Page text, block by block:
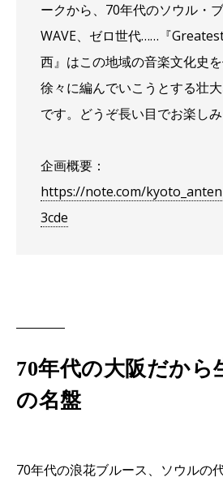
ークから、70年代のソウル・
WAVE、ゼロ世代……『
西』はこの地域の音楽文化史
徐々に編んでいこうとする壮
です。どうぞ長い目でお楽しみ
企画概要：
https://note.com/
3cde
70年代の大阪だから
の名盤
70年代の浪花ブルース、ソウルの